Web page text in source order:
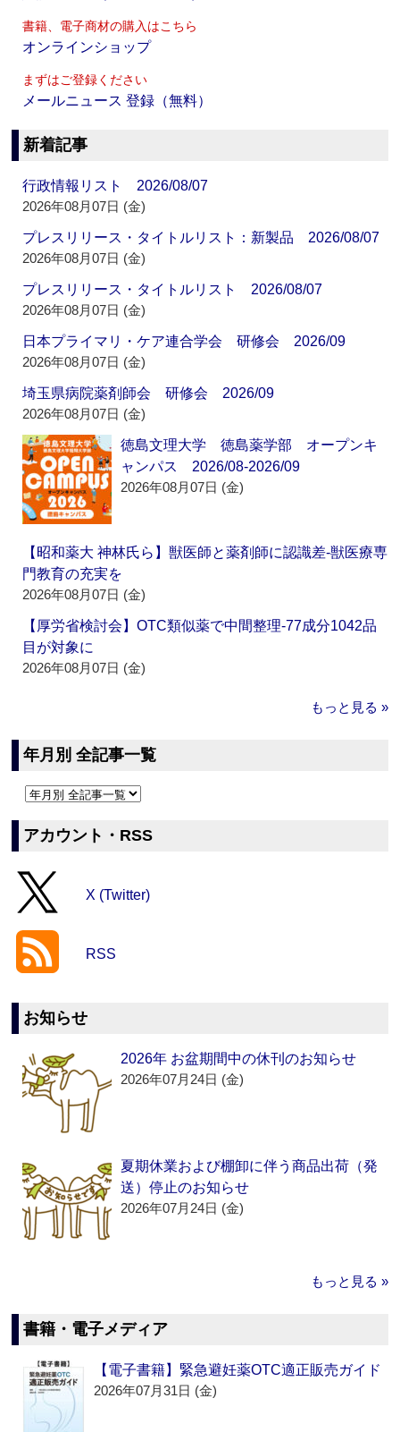
書籍、電子商材の購入はこちら
オンラインショップ
まずはご登録ください
メールニュース 登録（無料）
新着記事
行政情報リスト 2026/08/07
2026年08月07日 (金)
プレスリリース・タイトルリスト：新製品 2026/08/07
2026年08月07日 (金)
プレスリリース・タイトルリスト 2026/08/07
2026年08月07日 (金)
日本プライマリ・ケア連合学会 研修会 2026/09
2026年08月07日 (金)
埼玉県病院薬剤師会 研修会 2026/09
2026年08月07日 (金)
徳島文理大学 徳島薬学部 オープンキ
ャンパス 2026/08-2026/09
2026年08月07日 (金)
【昭和薬大 神林氏ら】獣医師と薬剤師に認識差‐獣医療専
門教育の充実を
2026年08月07日 (金)
【厚労省検討会】OTC類似薬で中間整理‐77成分1042品
目が対象に
2026年08月07日 (金)
もっと見る »
年月別 全記事一覧
アカウント・RSS
X (Twitter)
RSS
お知らせ
2026年 お盆期間中の休刊のお知らせ
2026年07月24日 (金)
夏期休業および棚卸に伴う商品出荷（発
送）停止のお知らせ
2026年07月24日 (金)
もっと見る »
書籍・電子メディア
【電子書籍】緊急避妊薬OTC適正販売ガイド
2026年07月31日 (金)